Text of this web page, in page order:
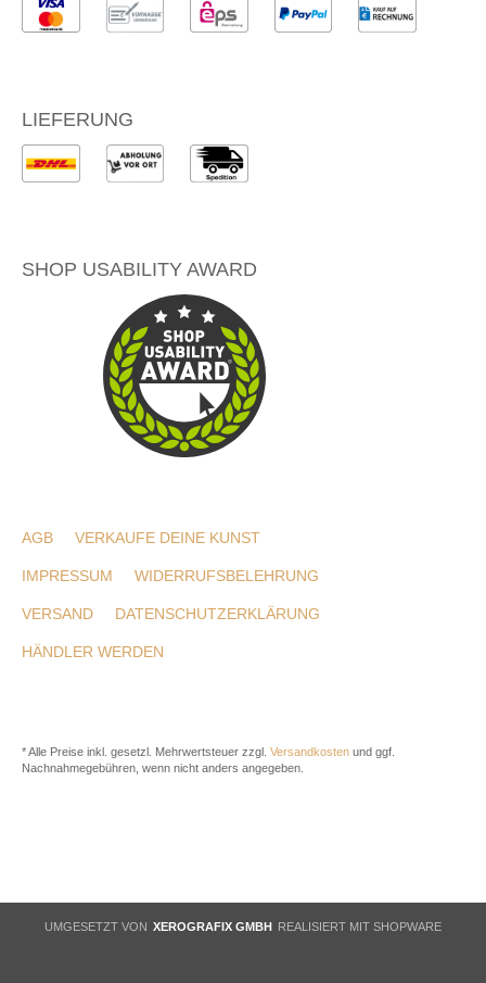
LIEFERUNG
SHOP USABILITY AWARD
AGB VERKAUFE DEINE KUNST
IMPRESSUM WIDERRUFSBELEHRUNG
VERSAND DATENSCHUTZERKLÄRUNG
HÄNDLER WERDEN
* Alle Preise inkl. gesetzl. Mehrwertsteuer zzgl. Versandkosten und ggf.
Nachnahmegebühren, wenn nicht anders angegeben.
UMGESETZT VON XEROGRAFIX GMBH REALISIERT MIT SHOPWARE